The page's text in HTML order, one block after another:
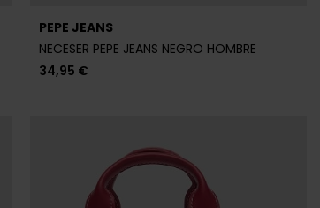
PEPE JEANS
NECESER PEPE JEANS NEGRO HOMBRE
34,95 €